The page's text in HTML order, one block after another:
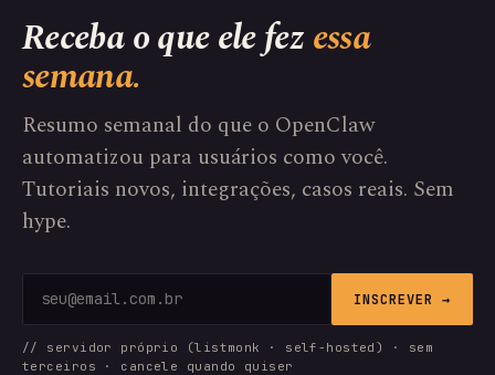
Receba o que ele fezessa
semana.
Resumo semanal do que o OpenClaw
automatizou para usuários como você.
Tutoriais novos, integrações, casos reais. Sem
hype.
INSCREVER →
// servidor próprio (listmonk · self-hosted) · sem
terceiros · cancele quando quiser